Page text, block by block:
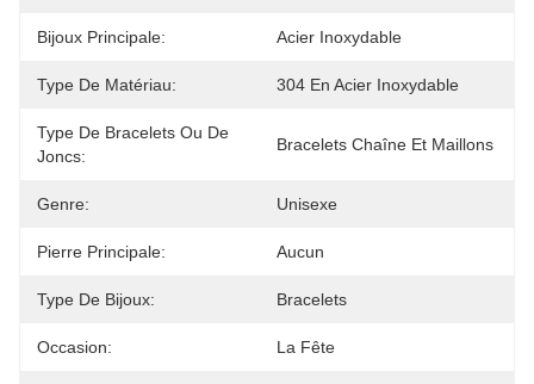
Bijoux Principale: Acier Inoxydable
Type De Matériau: 304 En Acier Inoxydable
Type De Bracelets Ou De
Joncs:
Bracelets Chaîne Et Maillons
Genre: Unisexe
Pierre Principale: Aucun
Type De Bijoux: Bracelets
Occasion: La Fête